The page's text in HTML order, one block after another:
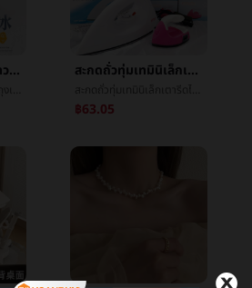
ฤดูร้อนโรคริดสีดวงทวารถุงเท้าหญิงไนลอนCozyระบายอากาศได้ดีน้ำแข็งถุงน่องวันแผนกลูกอมสีบางย่อหน้าในหลอดตะบันน้ำแข็งน้ำแข็งถุงเท้า สะกดถั่วทุ่มเทมินิเล็กเตารีดไฟฟ้าสะกดสะกดถั่วแห้งเหล็กคู่มือร้อนเพชรทารกเสื้อผ้าdiyร้อนç»
฿63.05